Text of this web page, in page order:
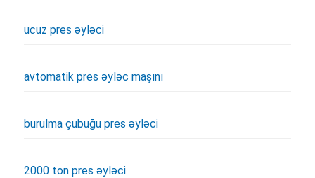
ucuz pres əyləci
avtomatik pres əyləc maşını
burulma çubuğu pres əyləci
2000 ton pres əyləci